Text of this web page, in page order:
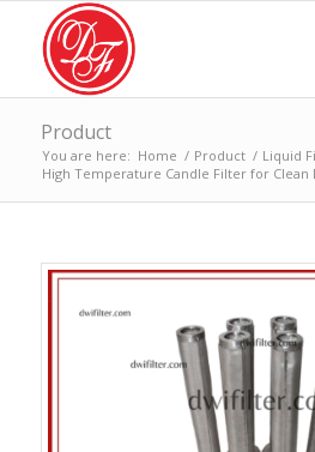
Product
You are here: Home / Product / Liquid
High Temperature Candle Filter for Clean